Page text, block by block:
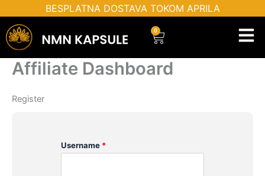
BESPLATNA DOSTAVA TOKOM APRILA
садржај
0
Cart
Affiliate Dashboard
Register
Username *